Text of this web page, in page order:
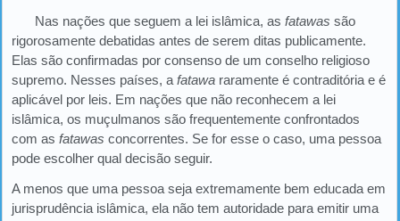
Nas nações que seguem a lei islâmica, asfatawas são
rigorosamente debatidas antes de serem ditas publicamente.
Elas são confirmadas por consenso de um conselho religioso
supremo. Nesses países, a fatawa raramente é contraditória e é
aplicável por leis. Em nações que não reconhecem a lei
islâmica, os muçulmanos são frequentemente confrontados
com as fatawas concorrentes. Se for esse o caso, uma pessoa
pode escolher qual decisão seguir.
A menos que uma pessoa seja extremamente bem educada em
jurisprudência islâmica, ela não tem autoridade para emitir uma